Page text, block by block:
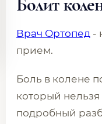
Врач Ортопед -
прием.
Боль в колене
который
подробный